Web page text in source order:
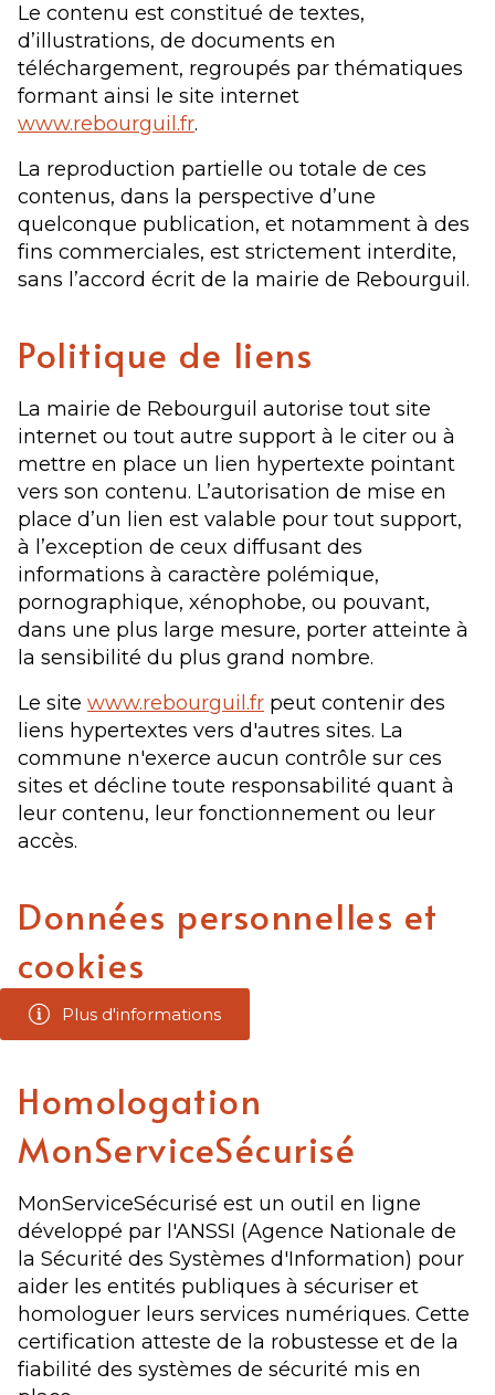
Le contenu est constitué de textes,
d’illustrations, de documents en
téléchargement, regroupés par thématiques
formant ainsi le site internet
www.rebourguil.fr.
La reproduction partielle ou totale de ces
contenus, dans la perspective d’une
quelconque publication, et notamment à des
fins commerciales, est strictement interdite,
sans l’accord écrit de la mairie de Rebourguil.
Politique de liens
La mairie de Rebourguil autorise tout site
internet ou tout autre support à le citer ou à
mettre en place un lien hypertexte pointant
vers son contenu. L’autorisation de mise en
place d’un lien est valable pour tout support,
à l’exception de ceux diffusant des
informations à caractère polémique,
pornographique, xénophobe, ou pouvant,
dans une plus large mesure, porter atteinte à
la sensibilité du plus grand nombre.
Le site www.rebourguil.fr peut contenir des
liens hypertextes vers d'autres sites. La
commune n'exerce aucun contrôle sur ces
sites et décline toute responsabilité quant à
leur contenu, leur fonctionnement ou leur
accès.
Données personnelles et
cookies
Plus d'informations
Homologation
MonServiceSécurisé
MonServiceSécurisé est un outil en ligne
développé par l'ANSSI (Agence Nationale de
la Sécurité des Systèmes d'Information) pour
aider les entités publiques à sécuriser et
homologuer leurs services numériques. Cette
certification atteste de la robustesse et de la
fiabilité des systèmes de sécurité mis en